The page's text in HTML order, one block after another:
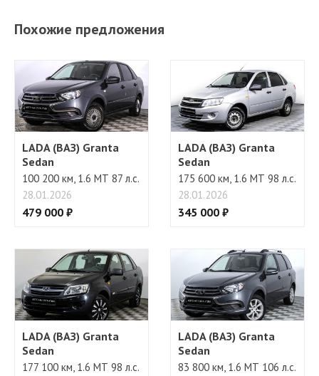
Похожие предложения
LADA (ВАЗ) Granta
Sedan
100 200 км, 1.6 МТ 87 л.с.
28.01.2026
479 000 ₽
LADA (ВАЗ) Granta
Sedan
175 600 км, 1.6 МТ 98 л.с.
28.01.2026
345 000 ₽
LADA (ВАЗ) Granta
Sedan
177 100 км, 1.6 МТ 98 л.с.
LADA (ВАЗ) Granta
Sedan
83 800 км, 1.6 МТ 106 л.с.